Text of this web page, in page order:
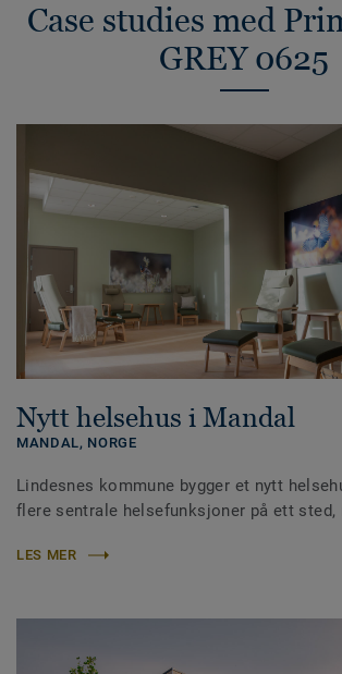
Case studies med
GREY 0625
Nytt helsehus i Mandal
MANDAL, NORGE
Lindesnes kommune bygger et nytt
flere sentrale helsefunksjoner på ett sted,
LES MER